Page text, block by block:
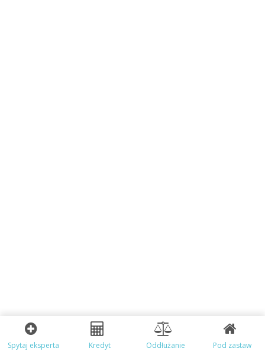
Spytaj eksperta Kredyt Oddłużanie Pod zastaw